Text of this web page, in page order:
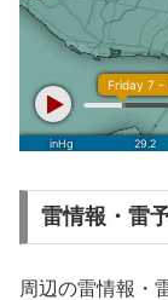
雷情報・雷
周辺の雷情報・